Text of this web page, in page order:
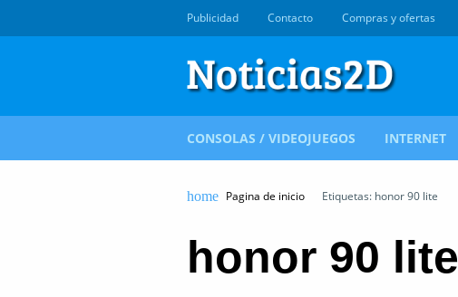
Publicidad Contacto Compras y ofertas
CONSOLAS / VIDEOJUEGOS INTERNET
Pagina de inicio Etiquetas: honor 90 lite
honor 90 lite